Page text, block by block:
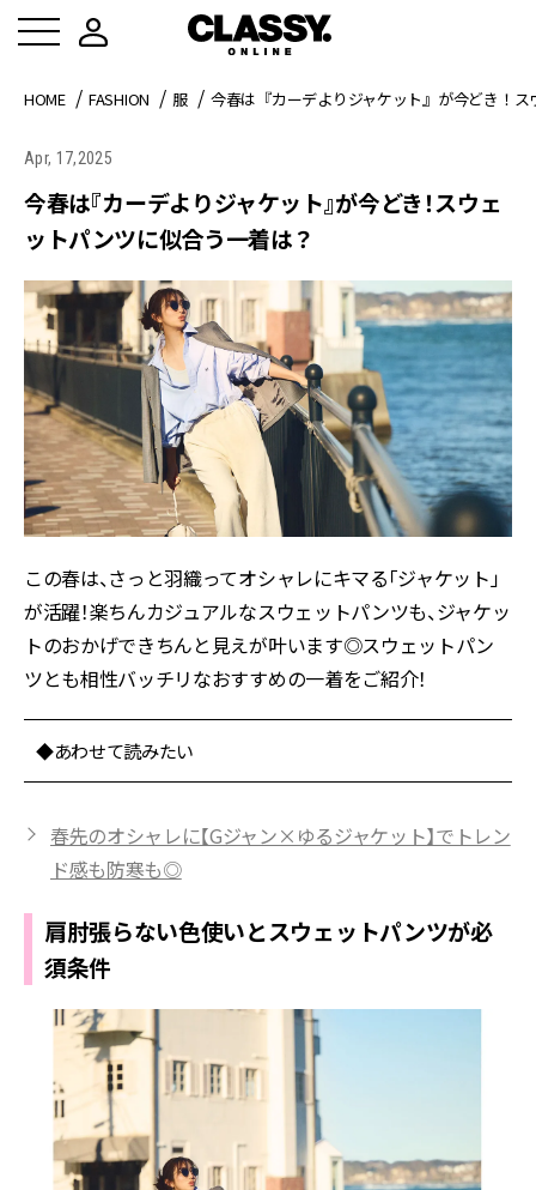
HOME FASHION 服 今春は『カーデよりジャケット』が今どき！
Apr, 17,2025
今春は『カーデよりジャケット』が今どき！スウェ
ットパンツに似合う一着は？
この春は、さっと羽織ってオシャレにキマる「ジャケット」
が活躍！楽ちんカジュアルなスウェットパンツも、ジャケッ
トのおかげできちんと見えが叶います◎スウェットパン
ツとも相性バッチリなおすすめの一着をご紹介！
◆あわせて読みたい
春先のオシャレに【Gジャン×ゆるジャケット】でトレン
ド感も防寒も◎
肩肘張らない色使いとスウェットパンツが必
須条件